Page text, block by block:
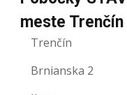
meste Trenčín
Trenčín
Brnianska 2